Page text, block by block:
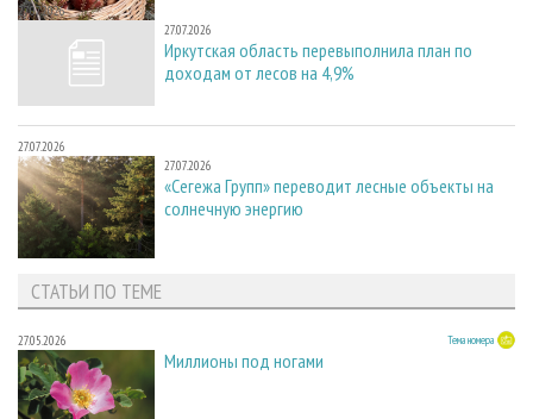
27.07.2026
27.07.2026
Иркутская область перевыполнила план по
доходам от лесов на 4,9%
27.07.2026
27.07.2026
«Сегежа Групп» переводит лесные объекты на
солнечную энергию
СТАТЬИ ПО ТЕМЕ
27.05.2026 Тема номера
Миллионы под ногами